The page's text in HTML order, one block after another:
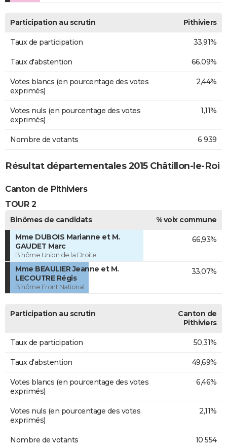
Participation au scrutin Pithiviers
Taux de participation 33,91%
Taux d'abstention 66,09%
Votes blancs (en pourcentage des votes
exprimés)
2,44%
Votes nuls (en pourcentage des votes
exprimés)
1,11%
Nombre de votants 6 939
Résultat départementales 2015 Châtillon-le-Roi
Canton de Pithiviers
TOUR 2
Binômes de candidats
% voix commune
Mme DUBOIS Marianne et M.
GAUDET Marc
Binôme Union de la Droite
66,93%
Mme BEAULIER Jeanne et M.
LECOUTRE Régis
Binôme Front National
33,07%
Participation au scrutin
Canton de
Pithiviers
Taux de participation 50,31%
Taux d'abstention 49,69%
Votes blancs (en pourcentage des votes
exprimés)
6,46%
Votes nuls (en pourcentage des votes
exprimés)
2,11%
Nombre de votants 10 554